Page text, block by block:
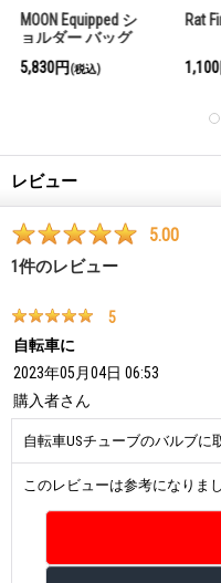
Rat Fink #1 Key Ring
1,100円(税込)
Rat
2,860
レビュー
5.00
1件のレビュー
5
自転車に
2023年05月04日 06:53
購入者さん
自転車USチューブのバルブに
このレビューは参考になりま